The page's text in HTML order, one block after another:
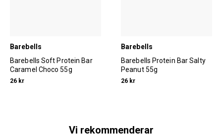
Barebells
Barebells Soft Protein Bar
Caramel Choco 55g
26 kr
Barebells
Barebells Protein Bar Salty
Peanut 55g
26 kr
Vi rekommenderar